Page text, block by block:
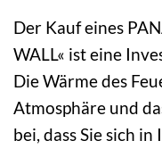
Der Kauf eines
WALL« ist eine
Die Wärme des
Atmosphäre und
bei, dass Sie sich